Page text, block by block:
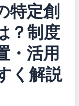
特定創
？制度
・活用
く解説